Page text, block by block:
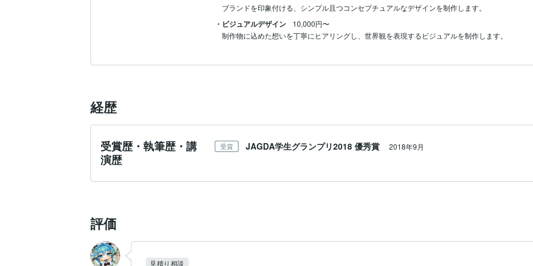
ブランドを印象付ける、シンプル且つコンセプチュアルなデザインを制作します。
・ビジュアルデザイン
10,000円〜
制作物に込めた想いを丁寧にヒアリングし、世界観を表現するビジュアルを制作します。
経歴
受賞歴・執筆歴・講
演歴
受賞 JAGDA学生グランプリ2018 優秀賞 2018年9月
評価
見積り相談